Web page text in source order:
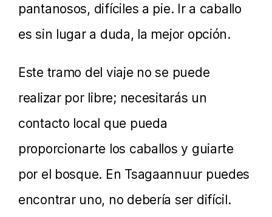
pantanosos, difíciles a pie. Ir a caballo
es sin lugar a duda, la mejor opción.
Este tramo del viaje no se puede
realizar por libre; necesitarás un
contacto local que pueda
proporcionarte los caballos y guiarte
por el bosque. En Tsagaannuur puedes
encontrar uno, no debería ser difícil.